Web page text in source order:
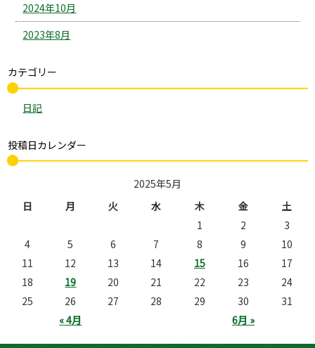
2024年10月
2023年8月
カテゴリー
日記
投稿日カレンダー
2025年5月
日
月 火 水 木 金 土
« 4月 6月 »
1 2
3
4
5 6 7 8 9
10
11
12 13 14 15 16
17
18
19 20 21 22 23
24
25
26 27 28 29 30 31